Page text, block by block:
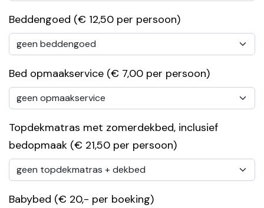
Beddengoed (€ 12,50 per persoon)
Bed opmaakservice (€ 7,00 per persoon)
Topdekmatras met zomerdekbed, inclusief
bedopmaak (€ 21,50 per persoon)
Babybed (€ 20,- per boeking)